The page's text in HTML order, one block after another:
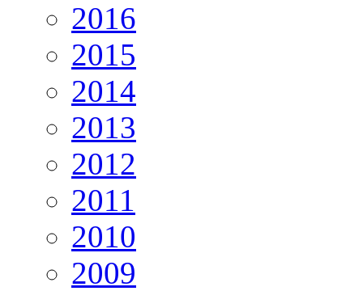
2016
2015
2014
2013
2012
2011
2010
2009